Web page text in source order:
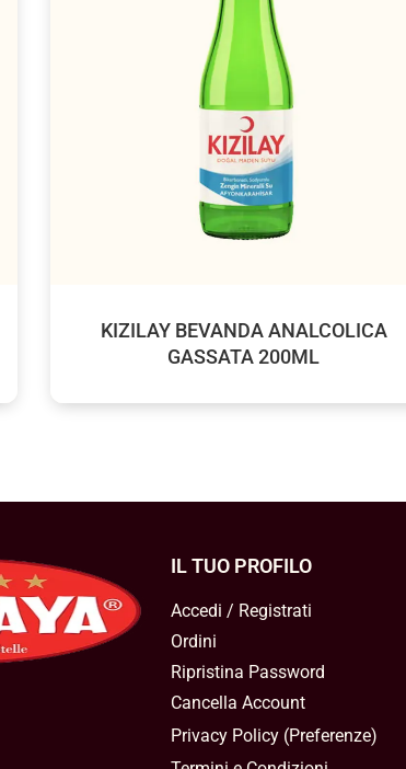
KIZILAY BEVANDA ANALCOLICA
GASSATA 200ML
IL TUO PROFILO
Accedi / Registrati
Ordini
Ripristina Password
Cancella Account
Privacy Policy(Preferenze)